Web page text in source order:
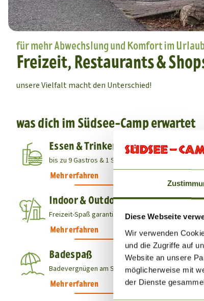
Diese Webseite
Wir verwenden
und die Zugriffe auf
Website an unsere
möglicherweise mit
der Dienste
für mehr Abwechslung und Komfort im
Freizeit, Restaurants &
unsere Vielfalt macht den Unterschied!
was dich im Südsee-Camp erwartet
Essen & Trinken
bis zu 9 Gastros & 1 Supermarkt laden zum
Mehr erfahren
Indoor & Outdoor
Freizeit-Spaß garantiert bei jedem Wetter
Mehr erfahren
Badespaß
Badevergnügen am Sandstrand oder indoor unter
Mehr erfahren